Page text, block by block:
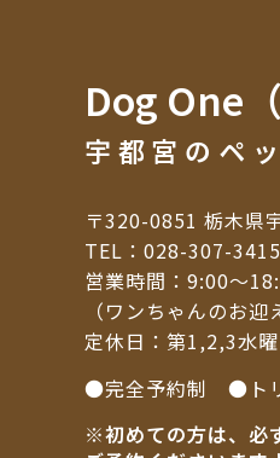
Dog One
宇都宮のペ
〒320-0851 栃木県
TEL： 028-307-3415
営業時間：9:00～
（ワンちゃんのお
定休日：第1,2,3水
●完全予約制 ●ト
※初めての方は、必